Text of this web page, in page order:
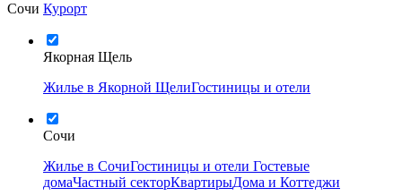
Сочи Курорт
Якорная Щель
Жилье в Якорной ЩелиГостиницы и отели
Сочи
Жилье в СочиГостиницы и отели Гостевые
домаЧастный секторКвартирыДома и Коттеджи